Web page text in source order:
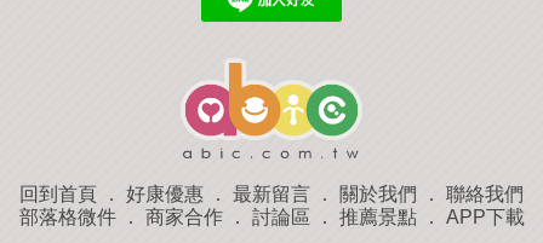
回到首頁 ． 好康優惠 ． 最新留言 ． 關於我們 ． 聯絡我們
部落格微件． 商家合作． 討論區 ． 推薦景點． APP下載